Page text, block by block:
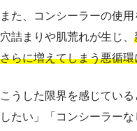
また、コンシーラーの使
穴詰まりや肌荒れが生じ、
さらに増えてしまう悪循
こうした限界を感じてい
したい」「コンシーラー